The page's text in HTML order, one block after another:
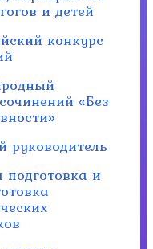
и детей
конкурс
«Без
руководитель
подготовка и